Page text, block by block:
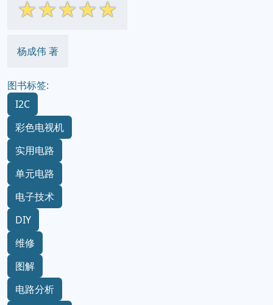
☆☆☆☆☆
杨成伟 著
图书标签:
I2C
彩色电视机
实用电路
单元电路
电子技术
DIY
维修
图解
电路分析